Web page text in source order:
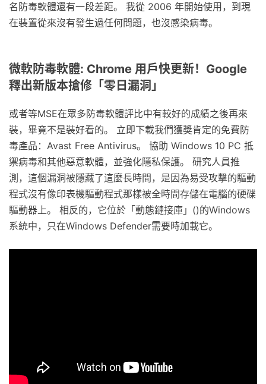
名防毒軟體還有一段差距。 我從 2006 年開始使用，到現
在裝置從來沒有發生過任何問題，也沒感染病毒。
微軟防毒軟體: Chrome 用戶快更新！Google
釋出新版本搶修「零日漏洞」
或者等MSE在眾多防毒軟體評比中有較好的成績之後再來
裝，畢竟不是裝好看的。 立即下載我們獲獎肯定的免費防
毒產品：Avast Free Antivirus。 協助 Windows 10 PC 抵
禦病毒和其他惡意軟體，並強化隱私保護。 研究人員推
測，這個漏洞被隱藏了這麼長時間，是因為易受攻擊的驅動
程式沒有像印表機驅動程式那樣被全時間存儲在電腦的硬碟
驅動器上。 相反的，它位於「動態鏈接庫」()的Windows
系統中，只在Windows Defender需要時加載它。